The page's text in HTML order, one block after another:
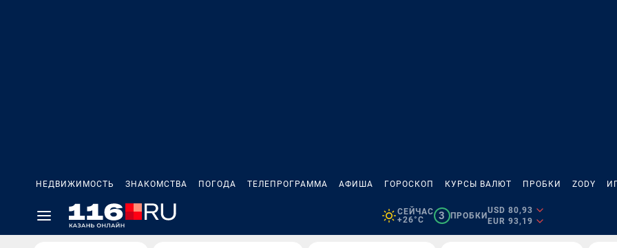
НЕДВИЖИМОСТЬ ЗНАКОМСТВА ПОГОДА ТЕЛЕПРОГРАММА АФИША ГОРОСКОП КУРСЫ ВАЛЮТ ПРОБКИ ZODY
СЕЙЧАС
+26°C
3 ПРОБКИ
USD 80,93
EUR 93,19